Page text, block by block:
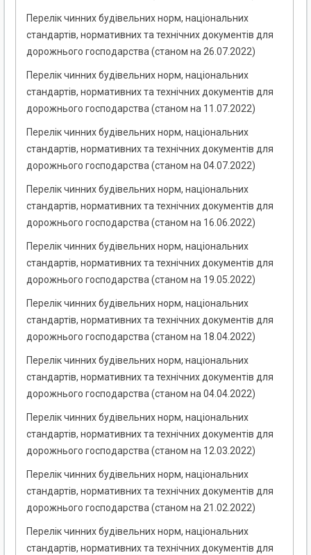
Перелік чинних будівельних норм, національних
стандартів, нормативних та технічних документів для
дорожнього господарства (станом на 26.07.2022)
Перелік чинних будівельних норм, національних
стандартів, нормативних та технічних документів для
дорожнього господарства (станом на 11.07.2022)
Перелік чинних будівельних норм, національних
стандартів, нормативних та технічних документів для
дорожнього господарства (станом на 04.07.2022)
Перелік чинних будівельних норм, національних
стандартів, нормативних та технічних документів для
дорожнього господарства (станом на 16.06.2022)
Перелік чинних будівельних норм, національних
стандартів, нормативних та технічних документів для
дорожнього господарства (станом на 19.05.2022)
Перелік чинних будівельних норм, національних
стандартів, нормативних та технічних документів для
дорожнього господарства (станом на 18.04.2022)
Перелік чинних будівельних норм, національних
стандартів, нормативних та технічних документів для
дорожнього господарства (станом на 04.04.2022)
Перелік чинних будівельних норм, національних
стандартів, нормативних та технічних документів для
дорожнього господарства (станом на 12.03.2022)
Перелік чинних будівельних норм, національних
стандартів, нормативних та технічних документів для
дорожнього господарства (станом на 21.02.2022)
Перелік чинних будівельних норм, національних
стандартів, нормативних та технічних документів для